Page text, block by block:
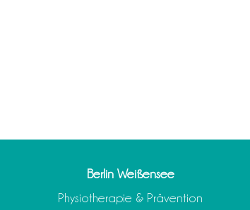
Berlin Weißensee
Physiotherapie & Prävention